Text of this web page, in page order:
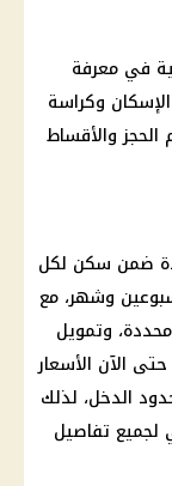
في معرفة
الإسكان وكراسة
والأقساط
سكن لكل
وشهر، مع
وتمويل
ولم تعلن حتى الآن الأسعار
الدخل، لذلك
لجميع تفاصيل